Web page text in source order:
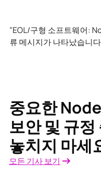
"EOL/구형 소프트웨어:
류 메시지가 나타났습니
중요한
보안 및 규
놓치지 마세
모든 기사 보기